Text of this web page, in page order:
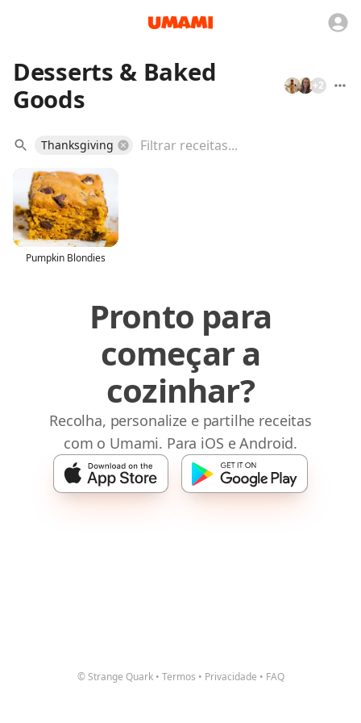
Desserts & Baked
Goods
+2
Thanksgiving
Pumpkin Blondies
Pronto para
começar a
cozinhar?
Recolha, personalize e partilhe receitas
com o Umami. Para iOS e Android.
© Strange Quark • Termos • Privacidade • FAQ